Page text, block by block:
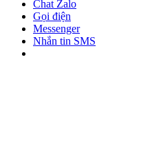
Chat Zalo
Gọi điện
Messenger
Nhắn tin SMS